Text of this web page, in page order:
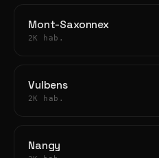
Mont-Saxonnex
2K hab.
Vulbens
2K hab.
Nangy